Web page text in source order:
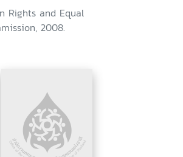
Rights and Equal
2008.